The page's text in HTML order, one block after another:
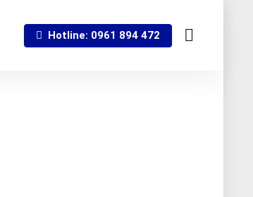
Hotline: 0961 894 472